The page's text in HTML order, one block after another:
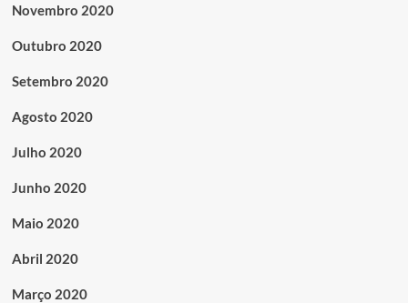
Novembro 2020
Outubro 2020
Setembro 2020
Agosto 2020
Julho 2020
Junho 2020
Maio 2020
Abril 2020
Março 2020